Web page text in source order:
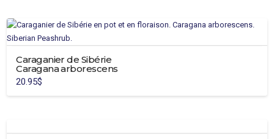
Caraganier de Sibérie
Caragana arborescens
20.95$